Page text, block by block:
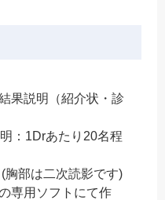
果説明（紹介状・診
：1Drあたり20名程
胸部は二次読影です)
専用ソフトにて作